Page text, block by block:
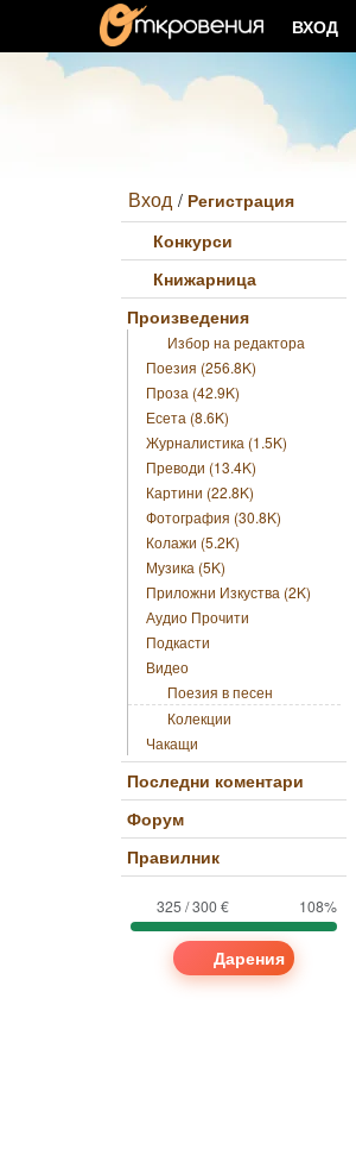
ВХОД
Вход / Регистрация
Конкурси
Книжарница
Произведения
Избор на редактора
Поезия (256.8K)
Проза (42.9K)
Есета (8.6K)
Журналистика (1.5K)
Преводи (13.4K)
Картини (22.8K)
Фотография (30.8K)
Колажи (5.2K)
Музика (5K)
Приложни Изкуства (2K)
Аудио Прочити
Подкасти
Видео
Поезия в песен
Колекции
Чакащи
Последни коментари
Форум
Правилник
325 / 300 € 108%
Дарения